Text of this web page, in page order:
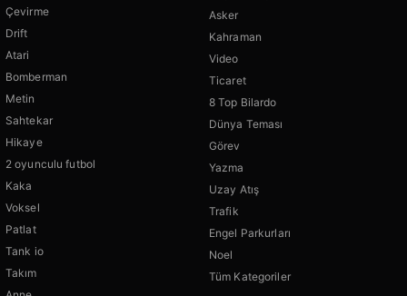
Çevirme
Drift
Atari
Bomberman
Metin
Sahtekar
Hikaye
2 oyunculu futbol
Kaka
Voksel
Patlat
Tank io
Takım
Asker
Kahraman
Video
Ticaret
8 Top Bilardo
Dünya Teması
Görev
Yazma
Uzay Atış
Trafik
Engel Parkurları
Noel
Tüm Kategoriler